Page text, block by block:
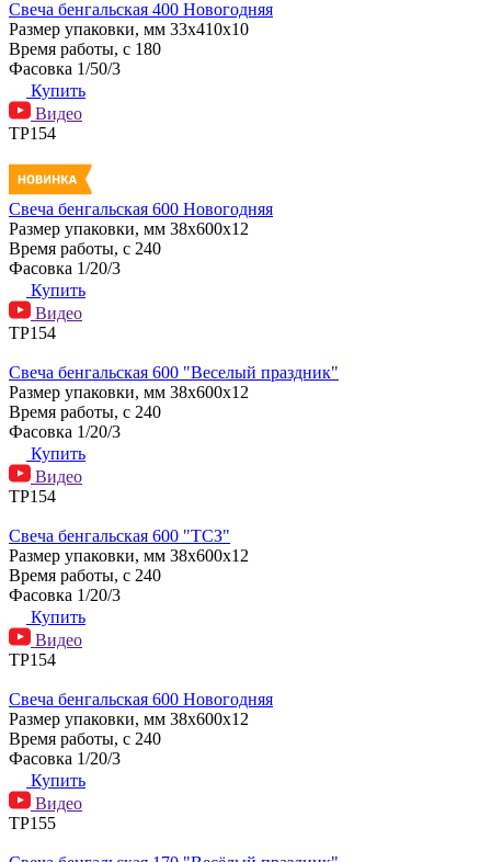
Свеча бенгальская 400 Новогодняя
Размер упаковки, мм 33х410х10
Время работы, с 180
Фасовка 1/50/3
Купить
Видео
ТР154
Свеча бенгальская 600 Новогодняя
Размер упаковки, мм 38x600x12
Время работы, с 240
Фасовка 1/20/3
Купить
Видео
ТР154
Свеча бенгальская 600 "Веселый праздник"
Размер упаковки, мм 38х600х12
Время работы, с 240
Фасовка 1/20/3
Купить
Видео
ТР154
Свеча бенгальская 600 "ТСЗ"
Размер упаковки, мм 38х600х12
Время работы, с 240
Фасовка 1/20/3
Купить
Видео
ТР154
Свеча бенгальская 600 Новогодняя
Размер упаковки, мм 38х600х12
Время работы, с 240
Фасовка 1/20/3
Купить
Видео
ТР155